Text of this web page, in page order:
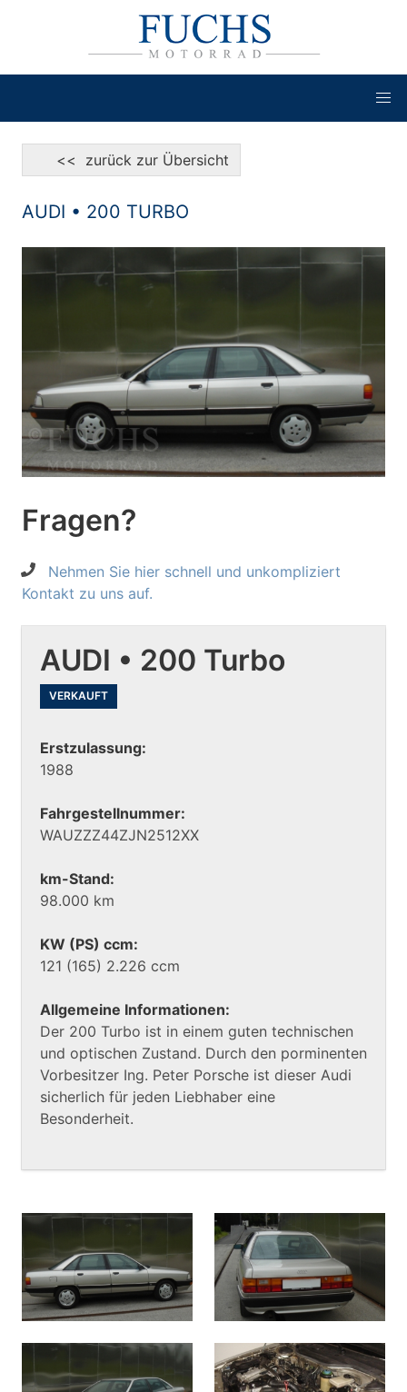
<< zurück zur Übersicht
AUDI • 200 TURBO
Fragen?
Nehmen Sie hier schnell und unkompliziert
Kontakt zu uns auf.
AUDI • 200 Turbo
VERKAUFT
Erstzulassung:
1988
Fahrgestellnummer:
WAUZZZ44ZJN2512XX
km-Stand:
98.000 km
KW (PS) ccm:
121 (165) 2.226 ccm
Allgemeine Informationen:
Der 200 Turbo ist in einem guten technischen
und optischen Zustand. Durch den porminenten
Vorbesitzer Ing. Peter Porsche ist dieser Audi
sicherlich für jeden Liebhaber eine
Besonderheit.